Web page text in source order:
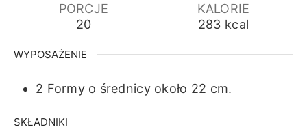
PORCJE
20
KALORIE
283 kcal
WYPOSAŻENIE
2 Formy o średnicy około 22 cm.
SKŁADNIKI